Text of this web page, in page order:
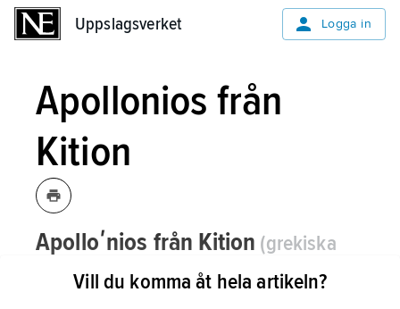
Uppslagsverket Logga in
Apollonios från
Kition
Apolloʹnios från Kition (grekiska
Apollōnios
,
århundradet närmast före
Kr.f., grekisk läkare av den empiriska
Vill du komma åt hela artikeln?